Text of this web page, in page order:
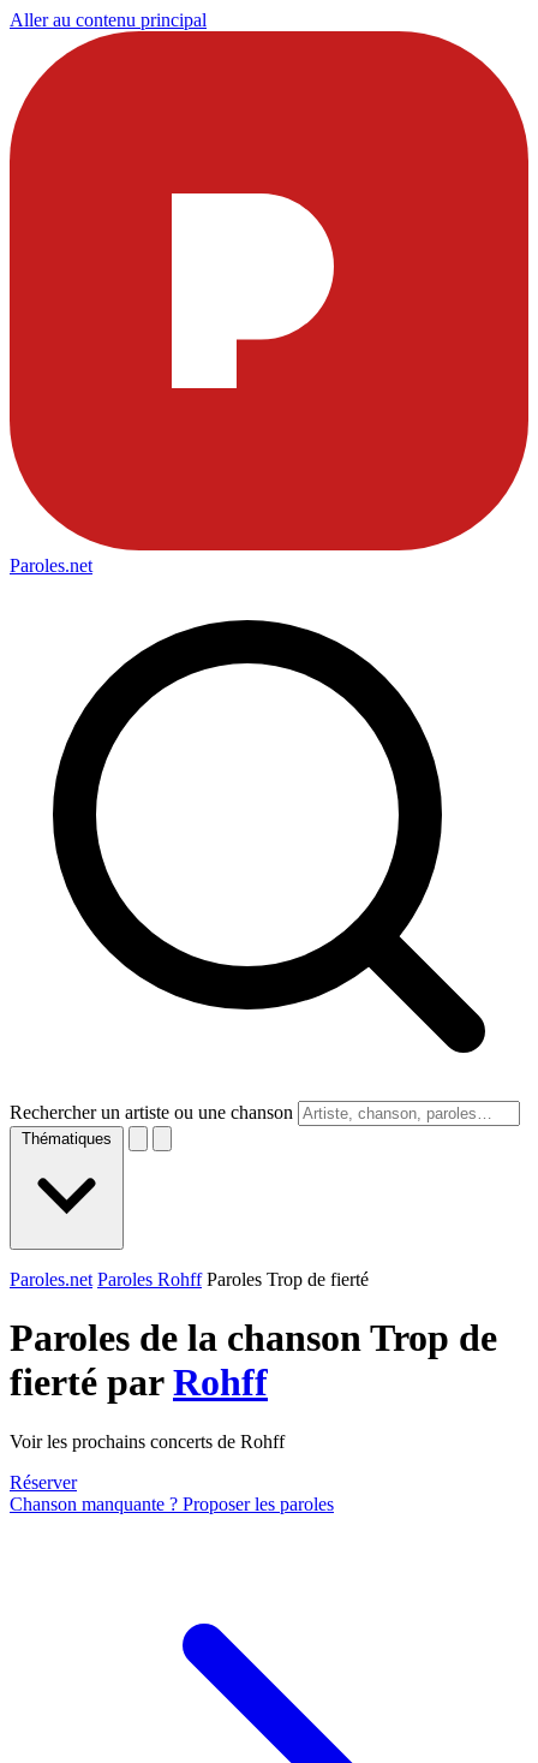
Aller au contenu principal
Paroles.net
Rechercher un artiste ou une chanson
Thématiques
Paroles.net Paroles Rohff Paroles Trop de fierté
Paroles de la chanson Trop de
fierté parRohff
Voir les prochains concerts de Rohff
Réserver
Chanson manquante ? Proposer les paroles